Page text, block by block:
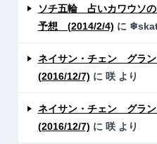
ソチ五輪 占いカワウソの
予想 (2014/2/4) に
ネイサン・チェン グラ
(2016/12/7) に 咲より
ネイサン・チェン グラ
(2016/12/7) に 咲より